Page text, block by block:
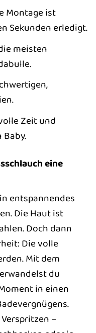
Montage ist
Sekunden erledigt.
meisten
Zeit und
eine
entspannendes
Die Haut ist
Doch dann
Die volle
Mit dem
du
in einen
–